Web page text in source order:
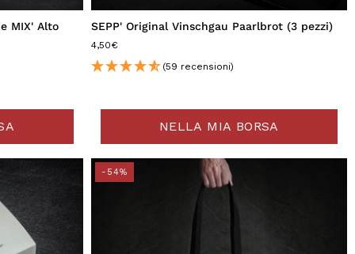
MIX' Alto
SEPP' Original Vinschgau Paarlbrot (3 pezzi)
4,50€
(59 recensioni)
NELLA MIA BORSA
-54%